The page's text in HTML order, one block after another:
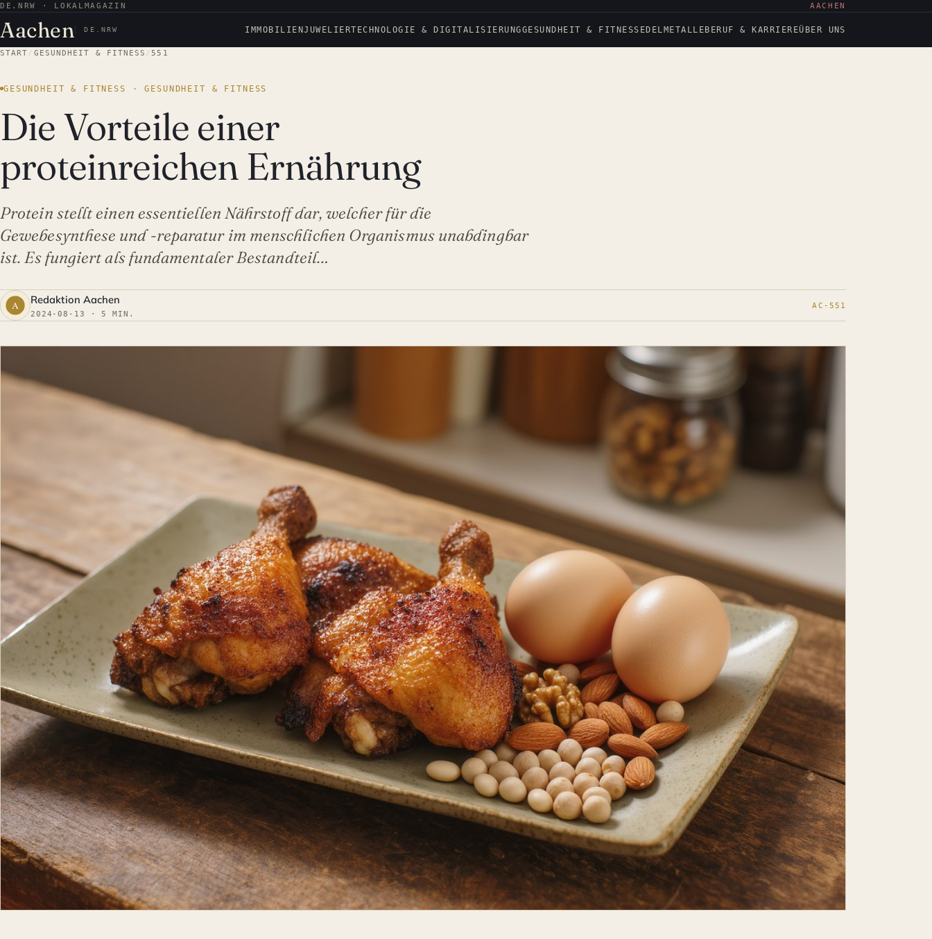
DE.NRW · LOKALMAGAZIN AACHEN
Aachen DE.NRW IMMOBILIENJUWELIERTECHNOLOGIE & DIGITALISIERUNGGESUNDHEIT & FITNESS EDELMETALLEBERUF & KARRIEREÜBER UNS
START/ GESUNDHEIT & FITNESS /551
GESUNDHEIT & FITNESS · GESUNDHEIT & FITNESS
Die Vorteile einer
proteinreichen Ernährung
Protein stellt einen essentiellen Nährstoff dar, welcher für die
Gewebesynthese und -reparatur im menschlichen Organismus unabdingbar
ist. Es fungiert als fundamentaler Bestandteil…
Redaktion Aachen
2024-08-13 · 5 MIN.
AC-551